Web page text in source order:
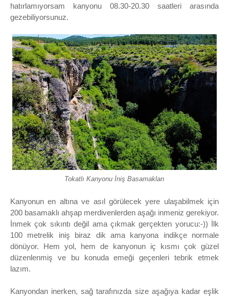
hatırlamıyorsam kanyonu 08.30-20.30 saatleri arasında
gezebiliyorsunuz.
Tokatlı Kanyonu İniş Basamakları
Kanyonun en altına ve asıl görülecek yere ulaşabilmek için
200 basamaklı ahşap merdivenlerden aşağı inmeniz gerekiyor.
İnmek çok sıkıntı değil ama çıkmak gerçekten yorucu:-)) İlk
100 metrelik iniş biraz dik ama kanyona indikçe normale
dönüyor. Hem yol, hem de kanyonun iç kısmı çok güzel
düzenlenmiş ve bu konuda emeği geçenleri tebrik etmek
lazım.
Kanyondan inerken, sağ tarafınızda size aşağıya kadar eşlik